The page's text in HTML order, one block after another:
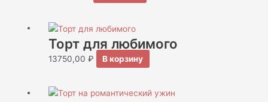
Торт для любимого
13750,00₽ В корзину